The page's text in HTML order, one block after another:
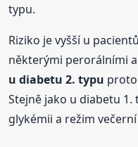
typu.
Riziko je vyšší u
některými perorálními
u diabetu 2. typu
Stejně jako u diabetu
glykémii a režim